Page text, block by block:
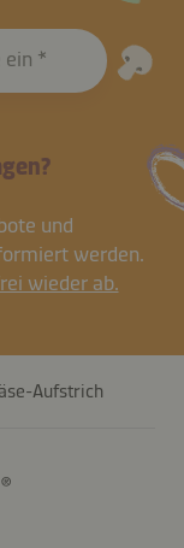
ein
und
werden.
wieder ab.
Aufstrich